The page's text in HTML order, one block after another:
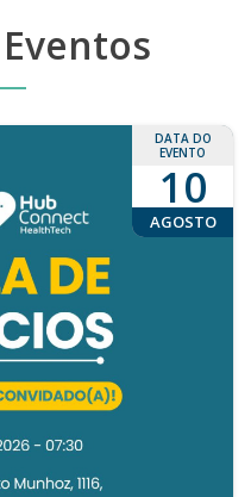
DATA DO
EVENTO
10
AGOSTO